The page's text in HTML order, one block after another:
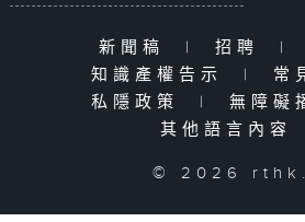
新聞稿 | 招聘 |
知識產權告示
| 常
私隱政策
| 無障礙
其他語言內容
© 2026